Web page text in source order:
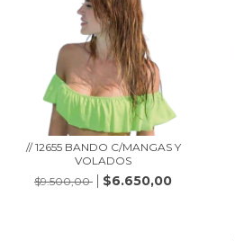
// 12655 BANDO C/MANGAS Y
VOLADOS
$9.500,00
$6.650,00